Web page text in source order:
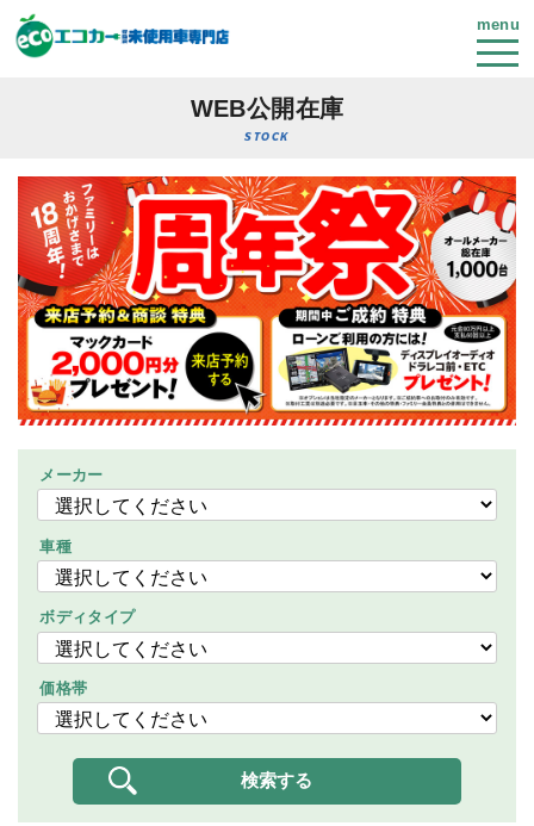
menu
WEB公開在庫
STOCK
メーカー
車種
ボディタイプ
価格帯